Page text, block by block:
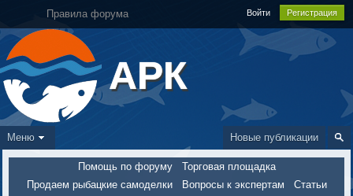
Правила форума Войти Регистрация
АРК
Новые публикации
Меню
Помощь по форуму
Торговая площадка
Продаем рыбацкие самоделки
Вопросы к экспертам
Статьи